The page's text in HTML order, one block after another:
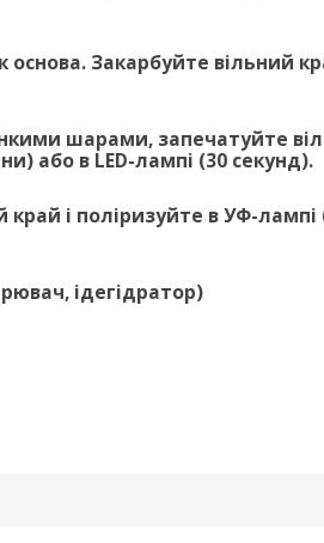
основа. Закарбуйте вільний
шарами, запечатуйте
або в LED-лампі (30 секунд).
край і поліризуйте в УФ-
ідегідратор)